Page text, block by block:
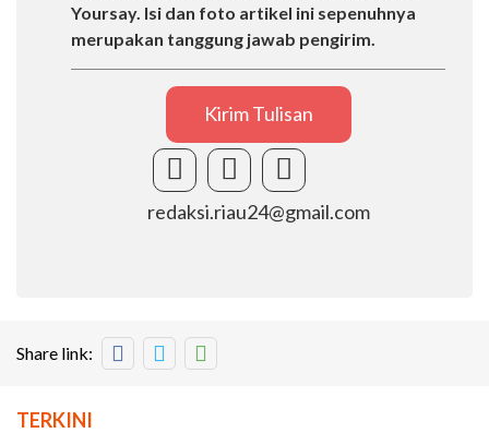
Yoursay. Isi dan foto artikel ini sepenuhnya
merupakan tanggung jawab pengirim.
Kirim Tulisan
redaksi.riau24@gmail.com
Share link:
TERKINI